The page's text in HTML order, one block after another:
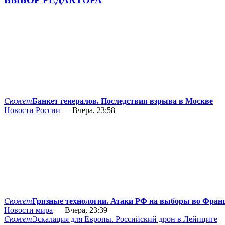
СюжетБанкет генералов. Последствия взрыва в Москве
Новости России — Вчера, 23:58
СюжетГрязные технологии. Атаки РФ на выборы во
Новости мира — Вчера, 23:39
СюжетЭскалация для Европы. Российский дрон в Лейпциге